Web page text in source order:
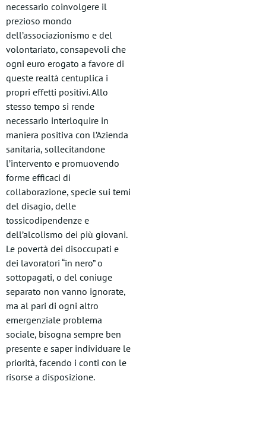
necessario coinvolgere il
prezioso mondo
dell’associazionismo e del
volontariato, consapevoli che
ogni euro erogato a favore di
queste realtà centuplica i
propri effetti positivi. Allo
stesso tempo si rende
necessario interloquire in
maniera positiva con l’Azienda
sanitaria, sollecitandone
l’intervento e promuovendo
forme efficaci di
collaborazione, specie sui temi
del disagio, delle
tossicodipendenze e
dell’alcolismo dei più giovani.
Le povertà dei disoccupati e
dei lavoratori “in nero” o
sottopagati, o del coniuge
separato non vanno ignorate,
ma al pari di ogni altro
emergenziale problema
sociale, bisogna sempre ben
presente e saper individuare le
priorità, facendo i conti con le
risorse a disposizione.